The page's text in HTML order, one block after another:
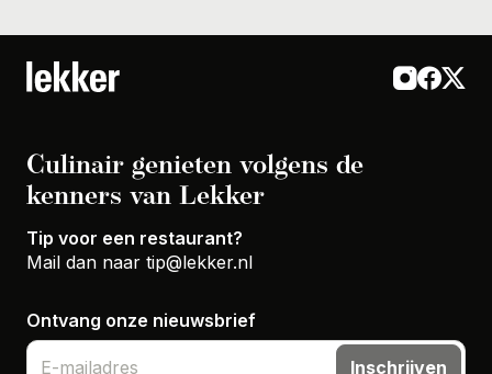
Culinair genieten volgens de
kenners van Lekker
Tip voor een restaurant?
Mail dan naar tip@lekker.nl
Ontvang onze nieuwsbrief
Inschrijven